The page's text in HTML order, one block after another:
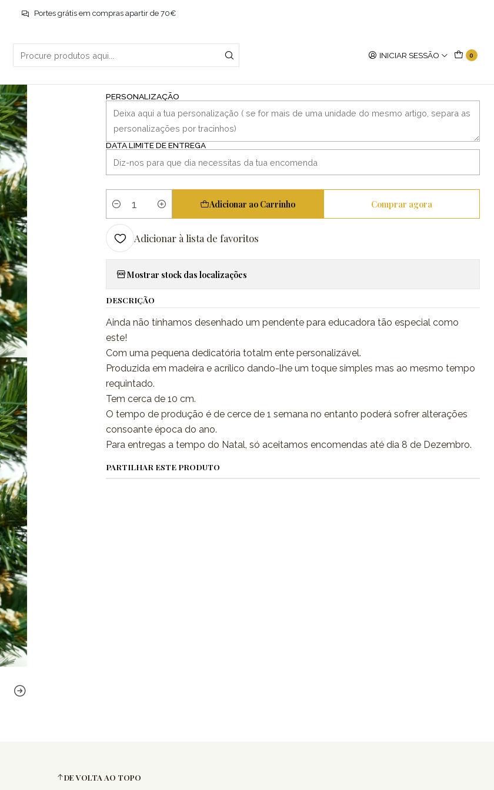
INICIAR SESSÃO 0
Portes grátis em compras apartir de 70€
Início Natal Pendente Educadora
Pendente Educadora
PERSONALIZAÇÃO
DATA LIMITE DE ENTREGA
Quantidade
Adicionar ao Carrinho Comprar agora
Adicionar à lista de favoritos
Mostrar stock das localizações
DESCRIÇÃO
Ainda não tínhamos desenhado um pendente para educadora tão especial como
este!
Com uma pequena dedicatória totalm ente personalizável.
Produzida em madeira e acrílico dando-lhe um toque simples mas ao mesmo tempo
requintado.
Tem cerca de 10 cm.
O tempo de produção é de cerce de 1 semana no entanto poderá sofrer alterações
consoante época do ano.
Para entregas a tempo do Natal, só aceitamos encomendas até dia 8 de Dezembro.
PARTILHAR ESTE PRODUTO
DE VOLTA AO TOPO